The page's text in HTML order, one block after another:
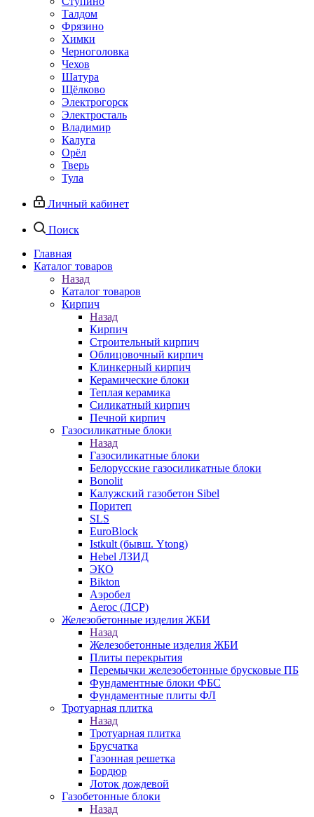
Талдом
Фрязино
Химки
Черноголовка
Чехов
Шатура
Щёлково
Электрогорск
Электросталь
Владимир
Калуга
Орёл
Тверь
Тула
Личный кабинет
Поиск
Главная
Каталог товаров
Назад
Каталог товаров
Кирпич
Назад
Кирпич
Строительный кирпич
Облицовочный кирпич
Клинкерный кирпич
Керамические блоки
Теплая керамика
Силикатный кирпич
Печной кирпич
Газосиликатные блоки
Назад
Газосиликатные блоки
Белорусские газосиликатные блоки
Bonolit
Калужский газобетон Sibel
Поритеп
SLS
EuroBlock
Istkult (бывш. Ytong)
Hebel ЛЗИД
ЭКО
Bikton
Аэробел
Aeroc (ЛСР)
Железобетонные изделия ЖБИ
Назад
Железобетонные изделия ЖБИ
Плиты перекрытия
Перемычки железобетонные брусковые ПБ
Фундаментные блоки ФБС
Фундаментные плиты ФЛ
Тротуарная плитка
Назад
Тротуарная плитка
Брусчатка
Газонная решетка
Бордюр
Лоток дождевой
Газобетонные блоки
Назад